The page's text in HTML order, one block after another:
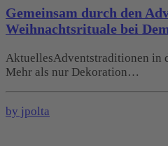
Gemeinsam durch den
Weihnachtsrituale bei
AktuellesAdventstraditionen in
Mehr als nur Dekoration…
by jpolta